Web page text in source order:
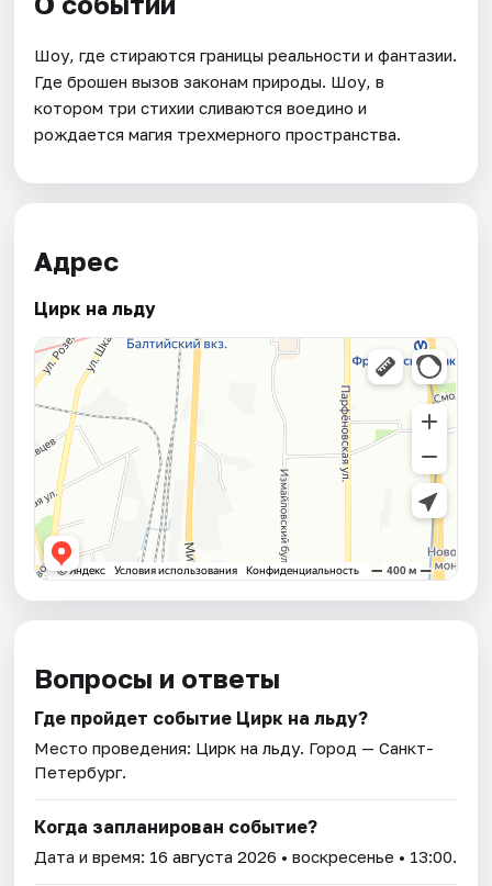
Шоу, где стираются границы реальности и фантазии.
Где брошен вызов законам природы. Шоу, в
котором три стихии сливаются воедино и
рождается магия трехмерного пространства.
Адрес
Цирк на льду
Вопросы и ответы
Где пройдет событие Цирк на льду?
Место проведения: Цирк на льду. Город — Санкт-
Петербург.
Когда запланирован событие?
Дата и время: 16 августа 2026 • воскресенье • 13:00.